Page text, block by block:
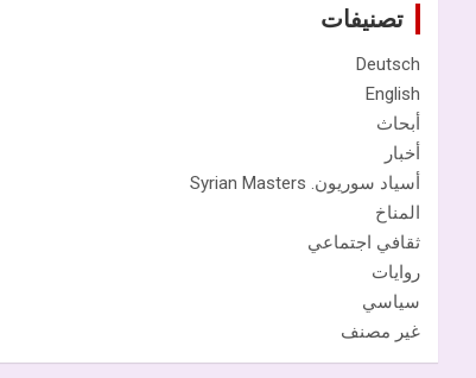
تصنيفات
Deutsch
English
أبحاث
أخبار
أسياد سوريون. Syrian Masters
المناخ
ثقافي اجتماعي
روايات
سياسي
غير مصنف